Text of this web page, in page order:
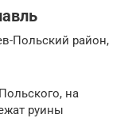
Польский район,
на
руины